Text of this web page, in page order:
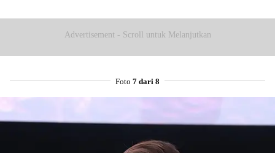
Advertisement - Scroll untuk Melanjutkan
Foto 7 dari 8